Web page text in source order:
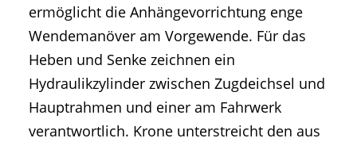
ermöglicht die Anhängevorrichtung enge
Wendemanöver am Vorgewende. Für das
Heben und Senke zeichnen ein
Hydraulikzylinder zwischen Zugdeichsel und
Hauptrahmen und einer am Fahrwerk
verantwortlich. Krone unterstreicht den aus